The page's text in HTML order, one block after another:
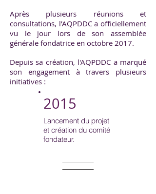
Après plusieurs réunions et
consultations, l’AQPDDC a officiellement
vu le jour lors de son assemblée
générale fondatrice en octobre 2017.
Depuis sa création, l'AQPDDC a marqué
son engagement à travers plusieurs
initiatives :
2015
Lancement du projet
et création du comité
fondateur.